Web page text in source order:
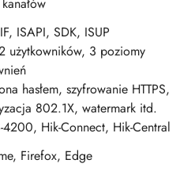
ISAPI, SDK, ISUP
użytkowników, 3 poziomy
hasłem, szyfrowanie HTTPS,
802.1X, watermark itd.
4200, Hik-Connect, Hik-Central
Firefox, Edge